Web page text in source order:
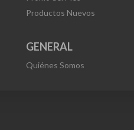
Productos Nuevos
GENERAL
Quiénes Somos